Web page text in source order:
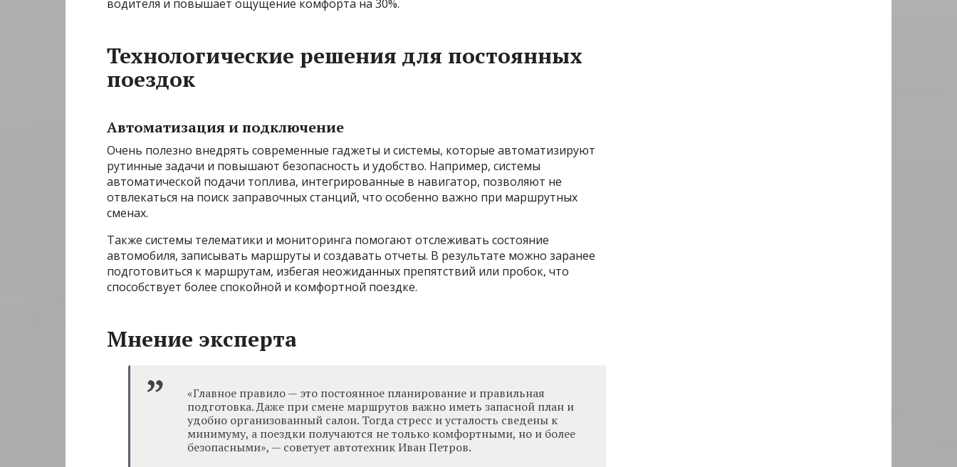
водителя и повышает ощущение комфорта на 30%.
Технологические решения для постоянных
поездок
Автоматизация и подключение
Очень полезно внедрять современные гаджеты и системы, которые автоматизируют
рутинные задачи и повышают безопасность и удобство. Например, системы
автоматической подачи топлива, интегрированные в навигатор, позволяют не
отвлекаться на поиск заправочных станций, что особенно важно при маршрутных
сменах.
Также системы телематики и мониторинга помогают отслеживать состояние
автомобиля, записывать маршруты и создавать отчеты. В результате можно заранее
подготовиться к маршрутам, избегая неожиданных препятствий или пробок, что
способствует более спокойной и комфортной поездке.
Мнение эксперта
«Главное правило — это постоянное планирование и правильная
подготовка. Даже при смене маршрутов важно иметь запасной план и
удобно организованный салон. Тогда стресс и усталость сведены к
минимуму, а поездки получаются не только комфортными, но и более
безопасными», — советует автотехник Иван Петров.